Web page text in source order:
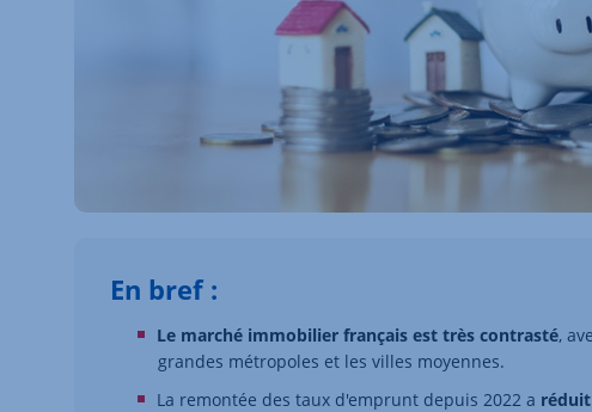
En bref :
Le marché immobilier français est très contrasté,
grandes métropoles et les villes moyennes.
La remontée des taux d'emprunt depuis 2022 a